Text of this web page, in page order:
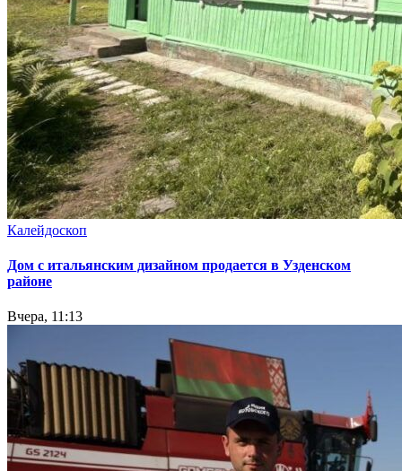
Калейдоскоп
Дом с итальянским дизайном продается в Узденском
районе
Вчера, 11:13